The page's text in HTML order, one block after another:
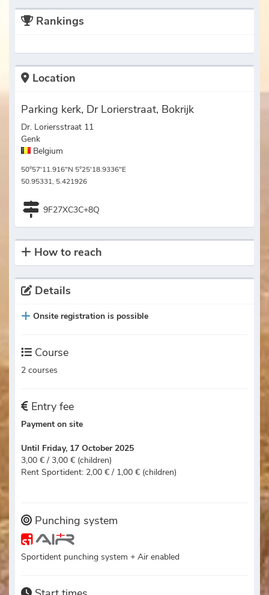
Rankings
Location
Parking kerk, Dr Lorierstraat, Bokrijk
Dr. Loriersstraat 11
Genk
Belgium
50°57'11.916"N 5°25'18.9336"E
50.95331, 5.421926
9F27XC3C+8Q
How to reach
Details
Onsite registration is possible
Course
2 courses
Entry fee
Payment on site
Until Friday, 17 October 2025
3,00 € / 3,00 € (children)
Rent Sportident: 2,00 € / 1,00 € (children)
Punching system
Sportident punching system + Air enabled